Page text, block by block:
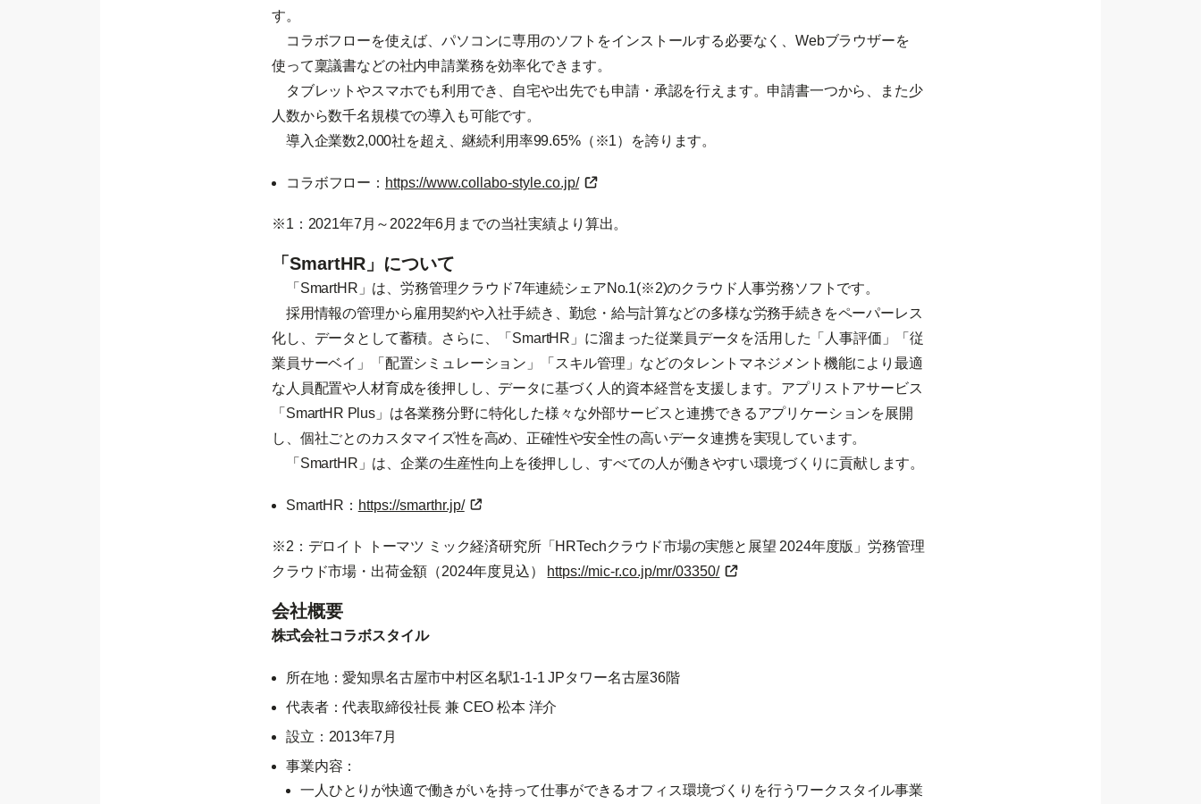
す。
コラボフローを使えば、パソコンに専用のソフトをインストールする必要なく、Webブラウザーを
使って稟議書などの社内申請業務を効率化できます。
タブレットやスマホでも利用でき、自宅や出先でも申請・承認を行えます。申請書一つから、また少
人数から数千名規模での導入も可能です。
導入企業数2,000社を超え、継続利用率99.65%（※1）を誇ります。
コラボフロー： https://www.collabo-style.co.jp/
※1：2021年7月～2022年6月までの当社実績より算出。
「SmartHR」について
「SmartHR」は、労務管理クラウド7年連続シェアNo.1(※2)のクラウド人事労務ソフトです。
採用情報の管理から雇用契約や入社手続き、勤怠・給与計算などの多様な労務手続きをペーパーレス
化し、データとして蓄積。さらに、「SmartHR」に溜まった従業員データを活用した「人事評価」「従
業員サーベイ」「配置シミュレーション」「スキル管理」などのタレントマネジメント機能により最適
な人員配置や人材育成を後押しし、データに基づく人的資本経営を支援します。アプリストアサービス
「SmartHR Plus」は各業務分野に特化した様々な外部サービスと連携できるアプリケーションを展開
し、個社ごとのカスタマイズ性を高め、正確性や安全性の高いデータ連携を実現しています。
「SmartHR」は、企業の生産性向上を後押しし、すべての人が働きやすい環境づくりに貢献します。
SmartHR： https://smarthr.jp/
※2：デロイト トーマツ ミック経済研究所「HRTechクラウド市場の実態と展望 2024年度版」労務管理
クラウド市場・出荷金額（2024年度見込） https://mic-r.co.jp/mr/03350/
会社概要
株式会社コラボスタイル
所在地：愛知県名古屋市中村区名駅1-1-1 JPタワー名古屋36階
代表者：代表取締役社長 兼 CEO 松本 洋介
設立：2013年7月
事業内容：
一人ひとりが快適で働きがいを持って仕事ができるオフィス環境づくりを行うワークスタイル事業